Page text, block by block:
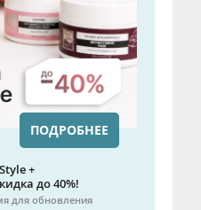
+
до 40%!
для обновления
ПОДРОБНЕЕ